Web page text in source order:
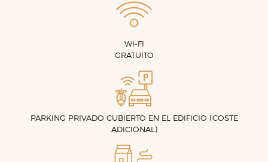
WI-FI
GRATUITO
PARKING PRIVADO CUBIERTO EN EL EDIFICIO (COSTE
ADICIONAL)